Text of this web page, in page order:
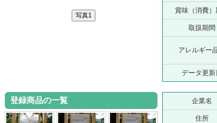
賞味（消費）
取扱期間
アレルギー
データ更新
登録商品の一覧 企業名
住所